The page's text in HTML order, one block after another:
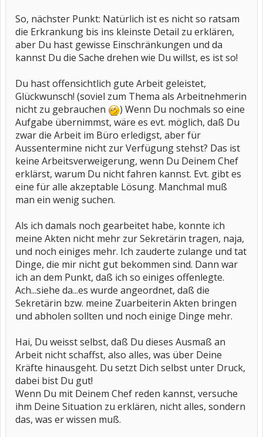
So, nächster Punkt: Natürlich ist es nicht so ratsam
die Erkrankung bis ins kleinste Detail zu erklären,
aber Du hast gewisse Einschränkungen und da
kannst Du die Sache drehen wie Du willst, es ist so!
Du hast offensichtlich gute Arbeit geleistet,
Glückwunsch! (soviel zum Thema als Arbeitnehmerin
nicht zu gebrauchen
) Wenn Du nochmals so eine
Aufgabe übernimmst, wäre es evt. möglich, daß Du
zwar die Arbeit im Büro erledigst, aber für
Aussentermine nicht zur Verfügung stehst? Das ist
keine Arbeitsverweigerung, wenn Du Deinem Chef
erklärst, warum Du nicht fahren kannst. Evt. gibt es
eine für alle akzeptable Lösung. Manchmal muß
man ein wenig suchen.
Als ich damals noch gearbeitet habe, konnte ich
meine Akten nicht mehr zur Sekretärin tragen, naja,
und noch einiges mehr. Ich zauderte zulange und tat
Dinge, die mir nicht gut bekommen sind. Dann war
ich an dem Punkt, daß ich so einiges offenlegte.
Ach...siehe da...es wurde angeordnet, daß die
Sekretärin bzw. meine Zuarbeiterin Akten bringen
und abholen sollten und noch einige Dinge mehr.
Hai, Du weisst selbst, daß Du dieses Ausmaß an
Arbeit nicht schaffst, also alles, was über Deine
Kräfte hinausgeht. Du setzt Dich selbst unter Druck,
dabei bist Du gut!
Wenn Du mit Deinem Chef reden kannst, versuche
ihm Deine Situation zu erklären, nicht alles, sondern
das, was er wissen muß.